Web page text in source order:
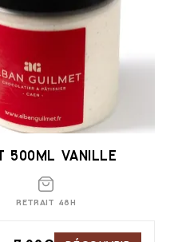
500ML VANILLE
RETRAIT 48H